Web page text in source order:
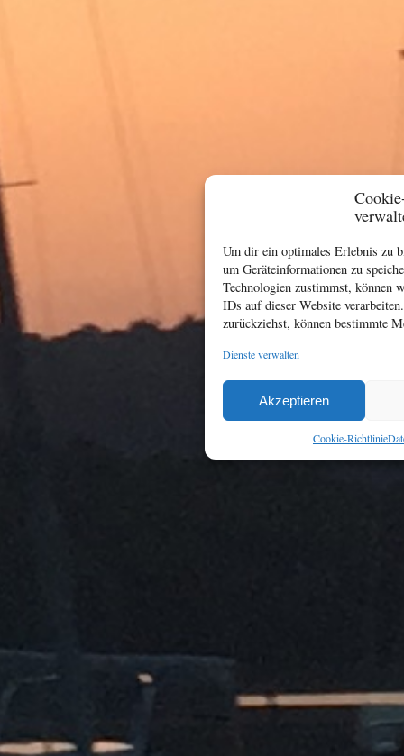
Um dir ein optimales Erlebnis zu
um Geräteinformationen zu
Technologien zustimmst, können
IDs auf dieser Website
zurückziehst, können bestimmte
Dienste verwalten
Akzeptieren
Cookie-Richtlinie